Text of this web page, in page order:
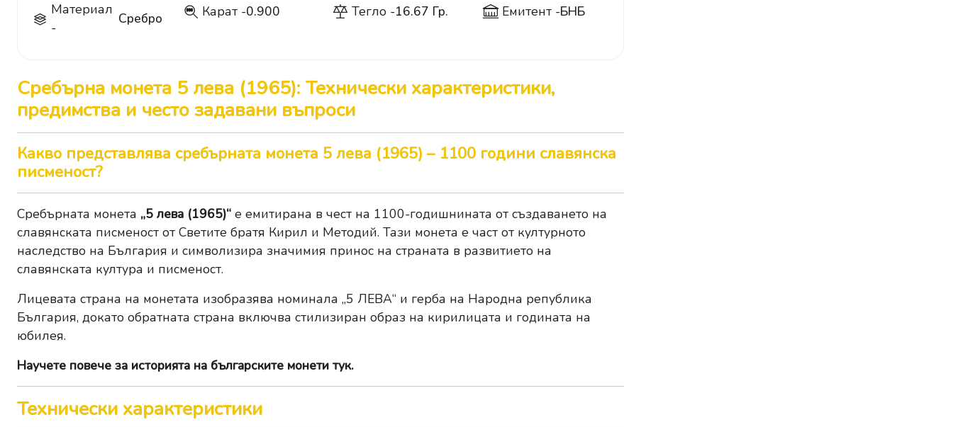
Материал
-
Сребро 900 Карат -0.900 Тегло -16.67 Гр. Емитент -БНБ
Сребърна монета 5 лева (1965): Технически характеристики,
предимства и често задавани въпроси
Какво представлява сребърната монета 5 лева (1965) – 1100 години славянска
писменост?
Сребърната монета „5 лева (1965)“ е емитирана в чест на 1100-годишнината от създаването на
славянската писменост от Светите братя Кирил и Методий. Тази монета е част от културното
наследство на България и символизира значимия принос на страната в развитието на
славянската култура и писменост.
Лицевата страна на монетата изобразява номинала „5 ЛЕВА“ и герба на Народна република
България, докато обратната страна включва стилизиран образ на кирилицата и годината на
юбилея.
Научете повече за историята на българските монети тук.
Технически характеристики